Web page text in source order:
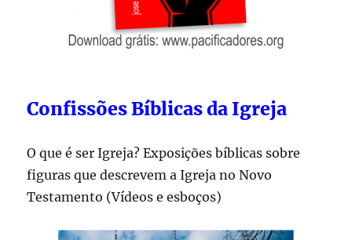
Confissões Bíblicas da Igreja
O que é ser Igreja? Exposições bíblicas sobre
figuras que descrevem a Igreja no Novo
Testamento (Vídeos e esboços)